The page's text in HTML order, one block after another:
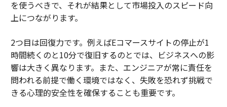
を使うべきで、それが結果として市場投入のスピード向
上につながります。
2つ目は回復力です。例えばEコマースサイトの停止が1
時間続くのと10分で復旧するのとでは、ビジネスへの影
響は大きく異なります。また、エンジニアが常に責任を
問われる前提で働く環境ではなく、失敗を恐れず挑戦で
きる心理的安全性を確保することも重要です。